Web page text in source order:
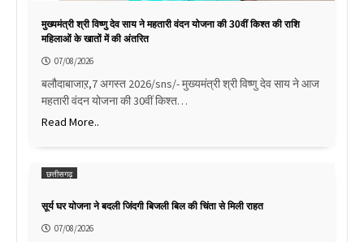
मुख्यमंत्री श्री विष्णु देव साय ने महतारी वंदन योजना की 30वीं किश्त की राशि
महिलाओं के खातों में की अंतरित
07/08/2026
बलौदाबाजाऱ,7 अगस्त 2026/sns/- मुख्यमंत्री श्री विष्णु देव साय ने आज
महतारी वंदन योजना की 30वीं किश्त…
Read More..
छत्तीसगढ़
सूर्य घर योजना ने बदली जिंदगी बिजली बिल की चिंता से मिली राहत
07/08/2026